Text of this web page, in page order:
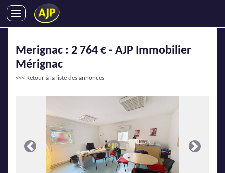
VENTES
LOCATIONS
GESTION LOCATIVE
IMMOBILIER NEUF
LOCATIONS DE VACANCES
Merignac : 2 764 € - AJP Immobilier
Mérignac
<<< Retour à la liste des annonces
Précédente Suivante